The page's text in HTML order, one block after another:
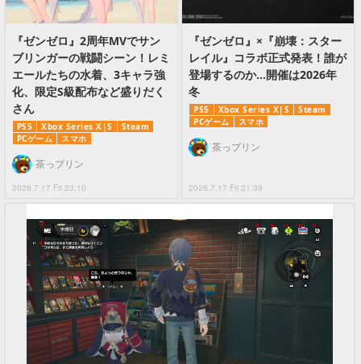
『ゼンゼロ』2周年MVでサン
ブリンガーの戦闘シーン！レミ
エールたちの水着、3キャラ強
化、限定S級配布など盛りだく
さん
PS5 Xbox Series X|S
Steam
PCゲーム
スマホ
2026.7.17 Fri 23:10
茶っプリン
『ゼンゼロ』×『崩壊：スター
レイル』コラボ正式発表！誰が
登場するのか…開催は2026年
冬
PS5 Xbox Series X|S
Steam
PCゲーム
スマホ
2026.7.17 Fri 21:39
茶っプリン